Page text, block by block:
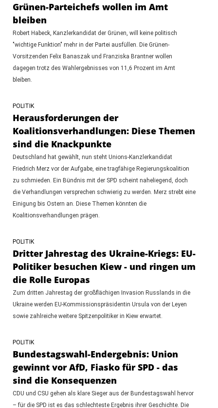
Grünen-Parteichefs wollen im Amt
bleiben
Robert Habeck, Kanzlerkandidat der Grünen, will keine politisch
"wichtige Funktion" mehr in der Partei ausfüllen. Die Grünen-
Vorsitzenden Felix Banaszak und Franziska Brantner wollen
dagegen trotz des Wahlergebnisses von 11,6 Prozent im Amt
bleiben.
POLITIK
Herausforderungen der
Koalitionsverhandlungen: Diese Themen
sind die Knackpunkte
Deutschland hat gewählt, nun steht Unions-Kanzlerkandidat
Friedrich Merz vor der Aufgabe, eine tragfähige Regierungskoalition
zu schmieden. Ein Bündnis mit der SPD scheint naheliegend, doch
die Verhandlungen versprechen schwierig zu werden. Merz strebt eine
Einigung bis Ostern an. Diese Themen könnten die
Koalitionsverhandlungen prägen.
POLITIK
Dritter Jahrestag des Ukraine-Kriegs: EU-
Politiker besuchen Kiew - und ringen um
die Rolle Europas
Zum dritten Jahrestag der großflächigen Invasion Russlands in die
Ukraine werden EU-Kommissionspräsidentin Ursula von der Leyen
sowie zahlreiche weitere Spitzenpolitiker in Kiew erwartet.
POLITIK
Bundestagswahl-Endergebnis: Union
gewinnt vor AfD, Fiasko für SPD - das
sind die Konsequenzen
CDU und CSU gehen als klare Sieger aus der Bundestagswahl hervor
– für die SPD ist es das schlechteste Ergebnis ihrer Geschichte. Die